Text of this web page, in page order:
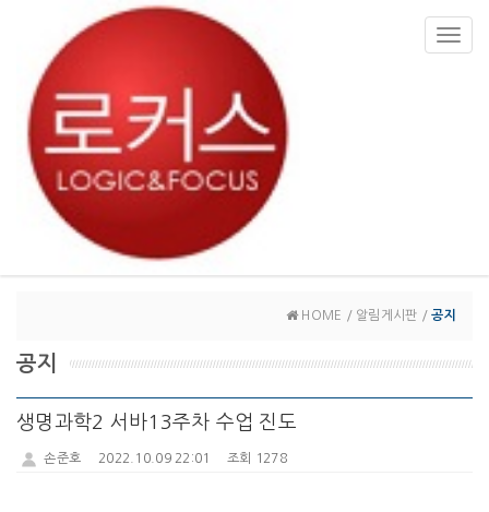
HOME / 알림게시판 /공지
공지
생명과학2 서바13주차 수업 진도
손준호 2022.10.09 22:01 조회 1278